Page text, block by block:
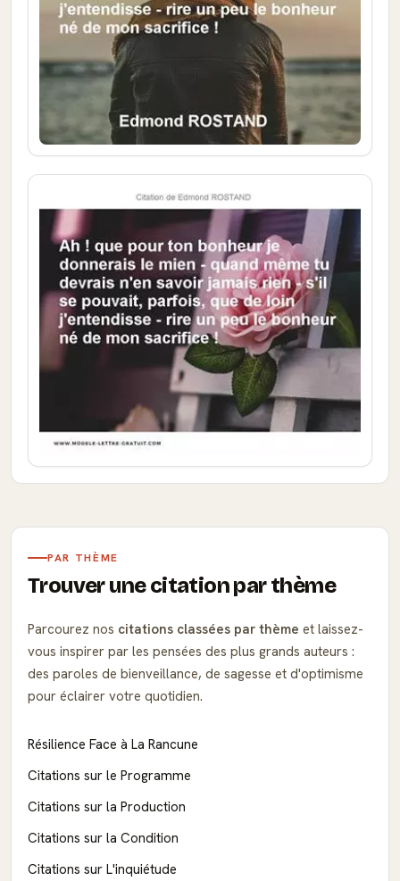
PAR THÈME
Trouver une citation par thème
Parcourez nos citations classées par thème et laissez-
vous inspirer par les pensées des plus grands auteurs :
des paroles de bienveillance, de sagesse et d'optimisme
pour éclairer votre quotidien.
Résilience Face à La Rancune
Citations sur le Programme
Citations sur la Production
Citations sur la Condition
Citations sur L'inquiétude